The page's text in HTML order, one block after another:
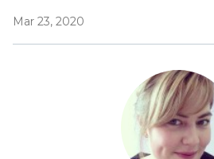
Mar 23, 2020